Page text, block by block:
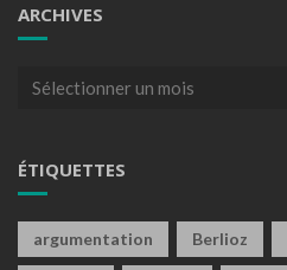
ARCHIVES
Archives
ÉTIQUETTES
argumentation Berlioz